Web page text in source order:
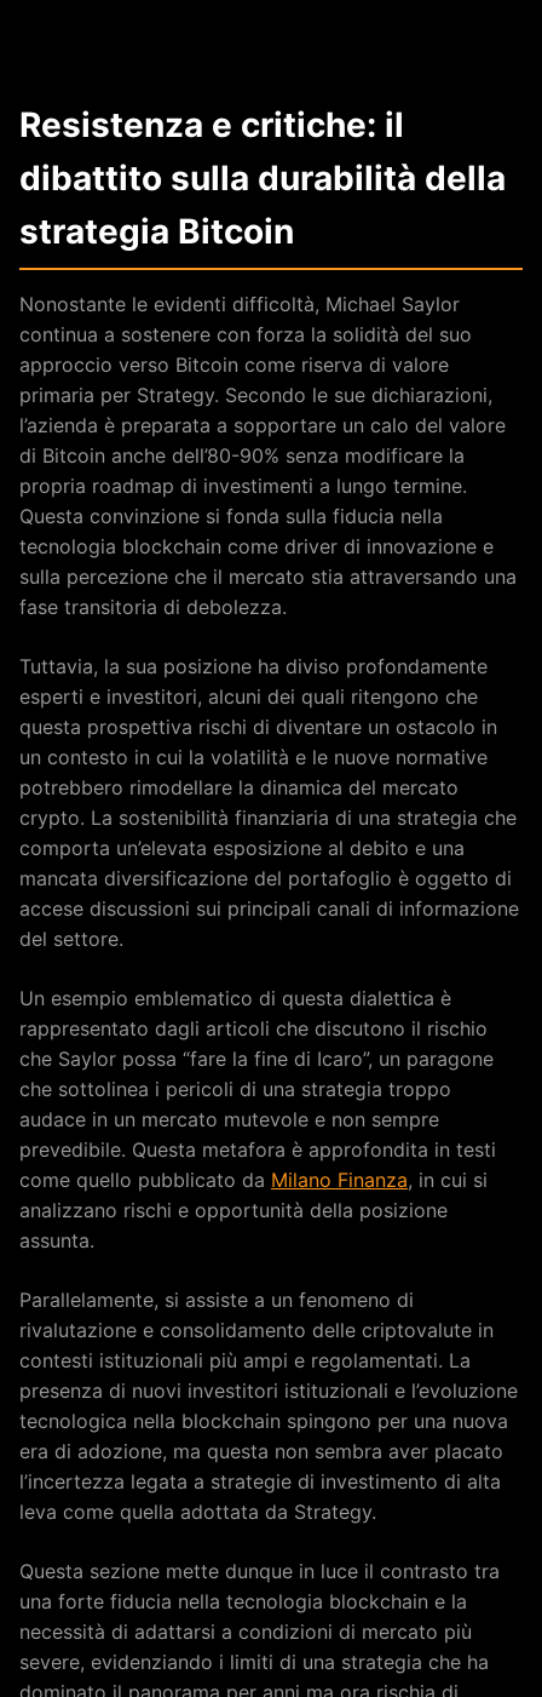
Resistenza e critiche: il
dibattito sulla durabilità della
strategia Bitcoin
Nonostante le evidenti difficoltà, Michael Saylor
continua a sostenere con forza la solidità del suo
approccio verso Bitcoin come riserva di valore
primaria per Strategy. Secondo le sue dichiarazioni,
l’azienda è preparata a sopportare un calo del valore
di Bitcoin anche dell’80-90% senza modificare la
propria roadmap di investimenti a lungo termine.
Questa convinzione si fonda sulla fiducia nella
tecnologia blockchain come driver di innovazione e
sulla percezione che il mercato stia attraversando una
fase transitoria di debolezza.
Tuttavia, la sua posizione ha diviso profondamente
esperti e investitori, alcuni dei quali ritengono che
questa prospettiva rischi di diventare un ostacolo in
un contesto in cui la volatilità e le nuove normative
potrebbero rimodellare la dinamica del mercato
crypto. La sostenibilità finanziaria di una strategia che
comporta un’elevata esposizione al debito e una
mancata diversificazione del portafoglio è oggetto di
accese discussioni sui principali canali di informazione
del settore.
Un esempio emblematico di questa dialettica è
rappresentato dagli articoli che discutono il rischio
che Saylor possa “fare la fine di Icaro”, un paragone
che sottolinea i pericoli di una strategia troppo
audace in un mercato mutevole e non sempre
prevedibile. Questa metafora è approfondita in testi
come quello pubblicato da Milano Finanza, in cui si
analizzano rischi e opportunità della posizione
assunta.
Parallelamente, si assiste a un fenomeno di
rivalutazione e consolidamento delle criptovalute in
contesti istituzionali più ampi e regolamentati. La
presenza di nuovi investitori istituzionali e l’evoluzione
tecnologica nella blockchain spingono per una nuova
era di adozione, ma questa non sembra aver placato
l’incertezza legata a strategie di investimento di alta
leva come quella adottata da Strategy.
Questa sezione mette dunque in luce il contrasto tra
una forte fiducia nella tecnologia blockchain e la
necessità di adattarsi a condizioni di mercato più
severe, evidenziando i limiti di una strategia che ha
dominato il panorama per anni ma ora rischia di